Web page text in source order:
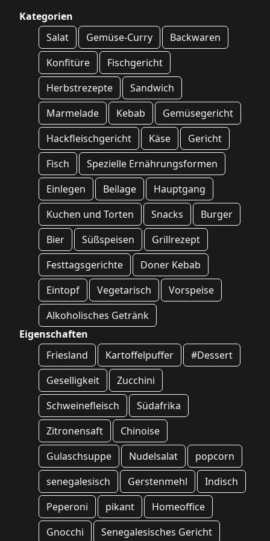
Kategorien
Salat
Gemüse-Curry
Backwaren
Konfitüre
Fischgericht
Herbstrezepte
Sandwich
Marmelade
Kebab
Gemüsegericht
Hackfleischgericht
Käse
Gericht
Fisch
Spezielle Ernährungsformen
Einlegen
Beilage
Hauptgang
Kuchen und Torten
Snacks
Burger
Bier
Süßspeisen
Grillrezept
Festtagsgerichte
Doner Kebab
Eintopf
Vegetarisch
Vorspeise
Alkoholisches Getränk
Eigenschaften
Friesland
Kartoffelpuffer
#Dessert
Geselligkeit
Zucchini
Schweinefleisch
Südafrika
Zitronensaft
Chinoise
Gulaschsuppe
Nudelsalat
popcorn
senegalesisch
Gerstenmehl
Indisch
Peperoni
pikant
Homeoffice
Gnocchi
Senegalesisches Gericht